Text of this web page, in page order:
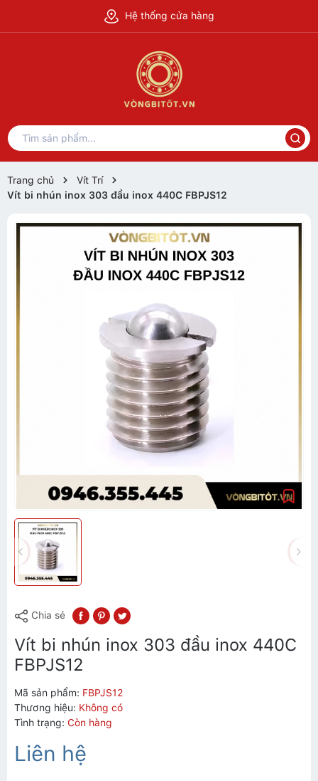
Hệ thống cửa hàng
Trang chủ
Vít Trí
Vít bi nhún inox 303 đầu inox 440C FBPJS12
Chia sẻ
Vít bi nhún inox 303 đầu inox 440C
FBPJS12
Mã sản phẩm: FBPJS12
Thương hiệu: Không có
Tình trạng: Còn hàng
Liên hệ